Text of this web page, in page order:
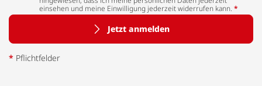
einsehen und meine Einwilligung jederzeit widerrufen kann. *
Jetzt anmelden
* Pflichtfelder